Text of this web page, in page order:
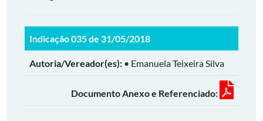
Indicação 035 de 31/05/2018
Autoria/Vereador(es): • Emanuela Teixeira Silva
Documento Anexo e Referenciado: